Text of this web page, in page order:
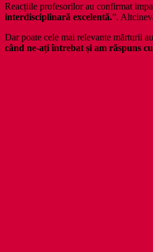
Reacțiile profesorilor au confirmat
interdisciplinară excelentă.”.
Dar poate cele mai relevante mărturii
când ne-ați întrebat și am răspuns